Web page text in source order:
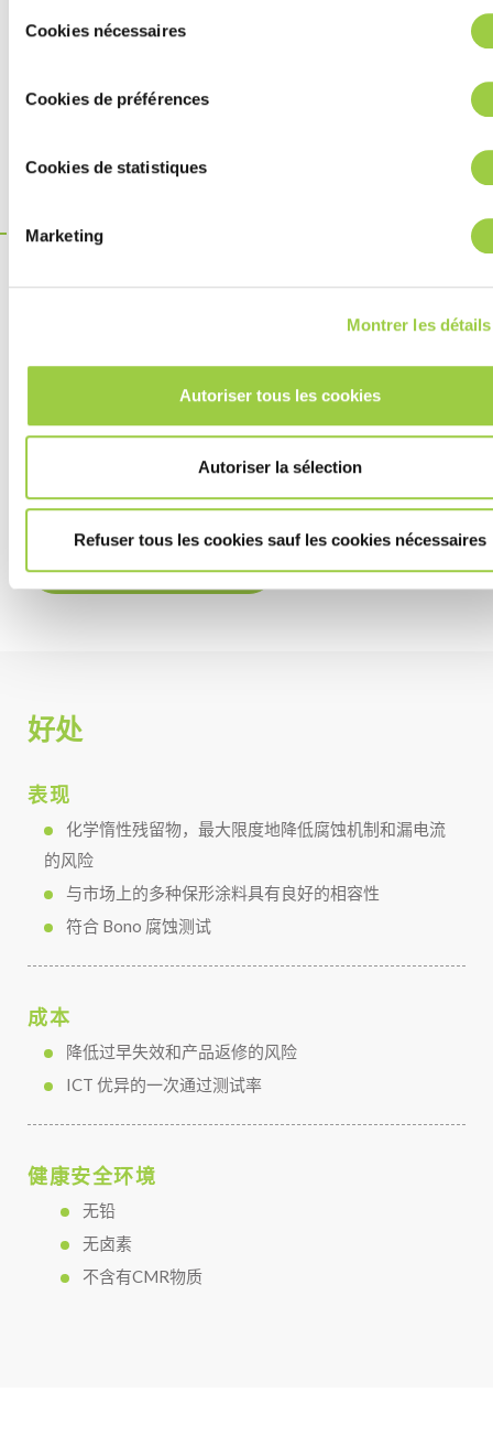
duCookies nécessaires
Cookies de préférences
Cookies de statistiques
Marketing
Montrer les détails
Autoriser tous les cookies
Autoriser la sélection
Refuser tous les cookies sauf les cookies nécessaires
SIR (Bellcore)
电迁移 (IPC / Bellcore)
85% RH – 15 天)
这不是 产品
准，不能被标为 Greenway 产品。
寻找一个更可持续的解决方案？
好处
表现
化学惰性残留物，最大限度地降低腐蚀机制和漏电流
的风险
与市场上的多种保形涂料具有良好的相容性
符合 Bono 腐蚀测试
成本
降低过早失效和产品返修的风险
ICT 优异的一次通过测试率
健康安全环境
无铅
无卤素
不含有CMR物质